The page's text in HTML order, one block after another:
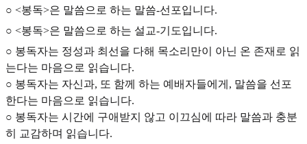
○ <봉독>은 말씀으로 하는 말씀-선포입니다.
○ <봉독>은 말씀으로 하는 설교-기도입니다.
○ 봉독자는 정성과 최선을 다해 목소리만이 아닌 온 존재로 읽
는다는 마음으로 읽습니다.
○ 봉독자는 자신과, 또 함께 하는 예배자들에게, 말씀을 선포
한다는 마음으로 읽습니다.
○ 봉독자는 시간에 구애받지 않고 이끄심에 따라 말씀과 충분
히 교감하며 읽습니다.